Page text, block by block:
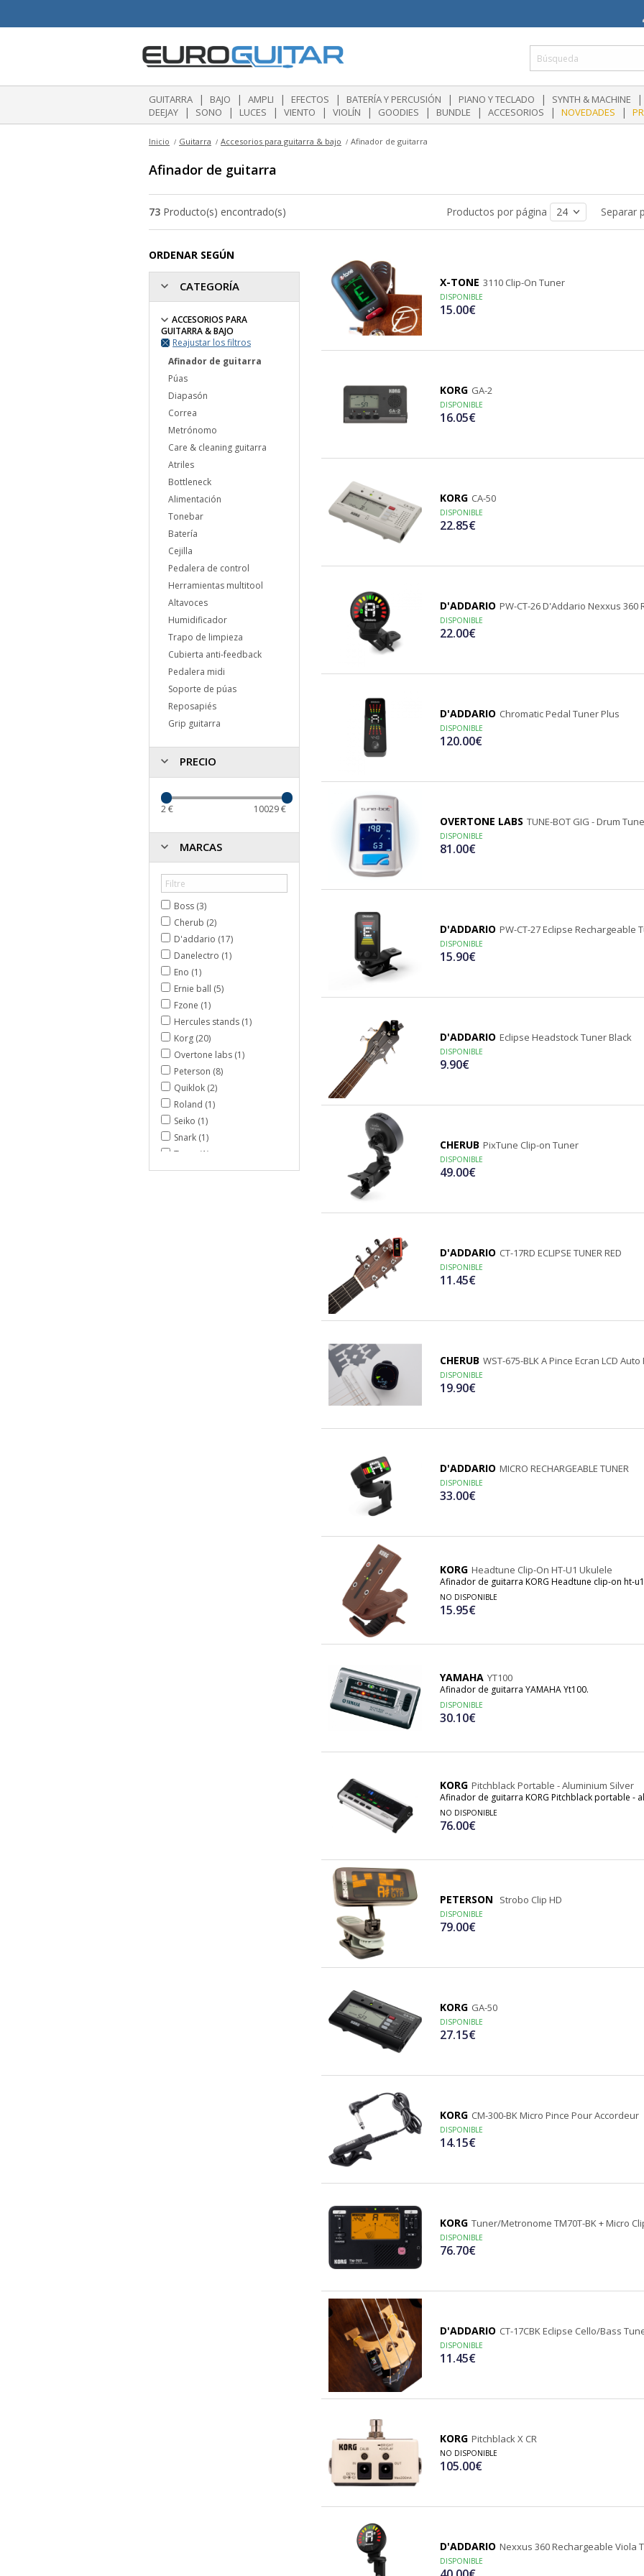
GUITARRA | BAJO | AMPLI | EFECTOS | BATERÍA Y PERCUSIÓN | PIANO Y TECLADO | SYNTH & MACHINE |
DEEJAY | SONO | LUCES | VIENTO | VIOLÍN | GOODIES | BUNDLE | ACCESORIOS | NOVEDADES |
Inicio Guitarra Accesorios para guitarra & bajo Afinador de guitarra
Afinador de guitarra
73 Producto(s) encontrado(s) Productos por página Separar
ORDENAR SEGÚN
CATEGORÍA
ACCESORIOS PARA
GUITARRA & BAJO
Reajustar los filtros
Afinador de guitarra
Púas
Diapasón
Correa
Metrónomo
Care & cleaning guitarra
Atriles
Bottleneck
Alimentación
Tonebar
Batería
Cejilla
Pedalera de control
Herramientas multitool
Altavoces
Humidificador
Trapo de limpieza
Cubierta anti-feedback
Pedalera midi
Soporte de púas
Reposapiés
Grip guitarra
PRECIO
2€ 10029€
MARCAS
Boss (3)
Cherub (2)
D'addario (17)
Danelectro (1)
Eno (1)
Ernie ball (5)
Fzone (1)
Hercules stands (1)
Korg (20)
Overtone labs (1)
Peterson (8)
Quiklok (2)
Roland (1)
Seiko (1)
Snark (1)
Tama (1)
Tascam (2)
X-TONE 3110 Clip-On Tuner
DISPONIBLE
15.00€
KORG GA-2
DISPONIBLE
16.05€
KORG CA-50
DISPONIBLE
22.85€
D'ADDARIO PW-CT-26 D'Addario Nexxus
DISPONIBLE
22.00€
D'ADDARIO Chromatic Pedal Tuner Plus
DISPONIBLE
120.00€
OVERTONE LABS TUNE-BOT GIG - Drum
DISPONIBLE
81.00€
D'ADDARIO PW-CT-27 Eclipse Rechargeable
DISPONIBLE
15.90€
D'ADDARIO Eclipse Headstock Tuner Black
DISPONIBLE
9.90€
CHERUB PixTune Clip-on Tuner
DISPONIBLE
49.00€
D'ADDARIO CT-17RD ECLIPSE TUNER RED
DISPONIBLE
11.45€
CHERUB WST-675-BLK A Pince Ecran LCD
DISPONIBLE
19.90€
D'ADDARIO MICRO RECHARGEABLE TUNER
DISPONIBLE
33.00€
KORG Headtune Clip-On HT-U1 Ukulele
Afinador de guitarra KORG Headtune clip-on ht-
NO DISPONIBLE
15.95€
YAMAHA YT100
Afinador de guitarra YAMAHA Yt100.
DISPONIBLE
30.10€
KORG Pitchblack Portable - Aluminium Silver
Afinador de guitarra KORG Pitchblack portable -
NO DISPONIBLE
76.00€
PETERSON Strobo Clip HD
DISPONIBLE
79.00€
KORG GA-50
DISPONIBLE
27.15€
KORG CM-300-BK Micro Pince Pour Accordeur
DISPONIBLE
14.15€
KORG Tuner/Metronome TM70T-BK + Micro
DISPONIBLE
76.70€
D'ADDARIO CT-17CBK Eclipse Cello/Bass
DISPONIBLE
11.45€
KORG Pitchblack X CR
NO DISPONIBLE
105.00€
D'ADDARIO Nexxus 360 Rechargeable Viola
DISPONIBLE